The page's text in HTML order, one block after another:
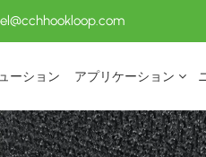
ーション アプリケーション